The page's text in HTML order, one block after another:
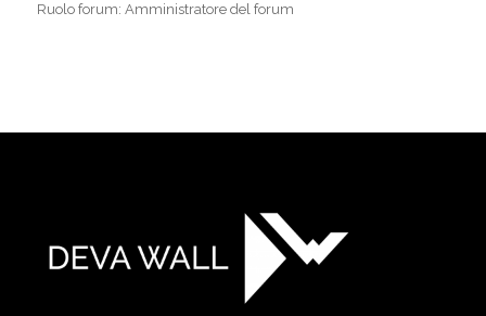
Ruolo forum: Amministratore del forum